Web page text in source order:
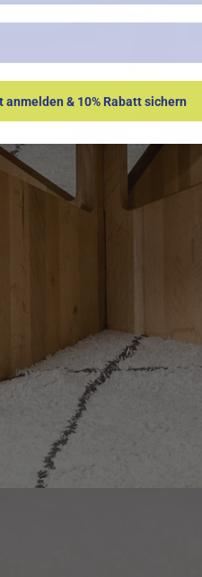
anmelden & 10% Rabatt sichern